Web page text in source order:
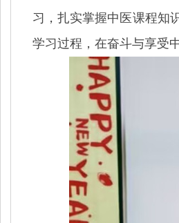
习，扎实掌握中医课程知
学习过程，在奋斗与享受